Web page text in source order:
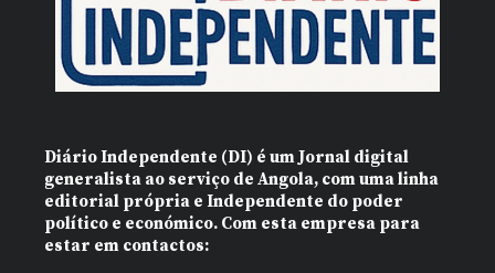
Diário Independente (DI) é um Jornal digital
generalista ao serviço de Angola, com uma linha
editorial própria e Independente do poder
político e económico. Com esta empresa para
estar em contactos: